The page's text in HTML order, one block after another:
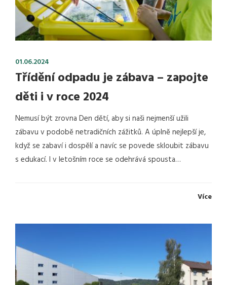
01.06.2024
Třídění odpadu je zábava – zapojte
děti i v roce 2024
Nemusí být zrovna Den dětí, aby si naši nejmenší užili
zábavu v podobě netradičních zážitků. A úplně nejlepší je,
když se zabaví i dospělí a navíc se povede skloubit zábavu
s edukací. I v letošním roce se odehrává spousta…
Více